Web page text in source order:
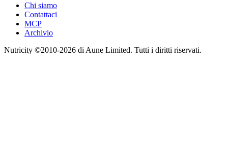
Chi siamo
Contattaci
MCP
Archivio
Nutricity ©2010-2026 di Aune Limited. Tutti i diritti riservati.